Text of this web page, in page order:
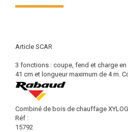
Article SCAR
3 fonctions : coupe, fend et charge
41 cm et longueur maximum de 4 m.
Combiné de bois de chauffage
Réf :
15792